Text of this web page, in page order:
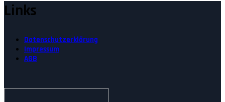
Links
Datenschutzerklärung
Impressum
AGB